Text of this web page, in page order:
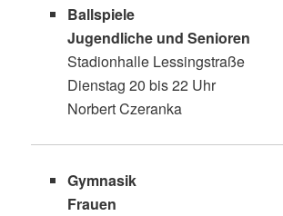
Ballspiele
Jugendliche und Senioren
Stadionhalle Lessingstraße
Dienstag 20 bis 22 Uhr
Norbert Czeranka
Gymnasik
Frauen